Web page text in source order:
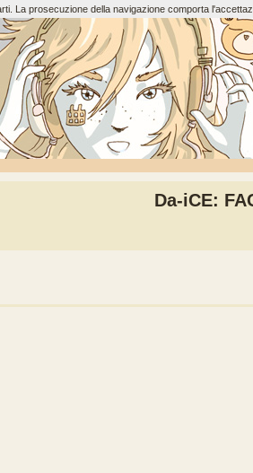
Da-iCE:
La prosecuzione della navigazione comporta